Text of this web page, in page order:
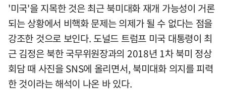
'미국'을 지목한 것은 최근 북미대화 재개 가능성이 거론
되는 상황에서 비핵화 문제는 의제가 될 수 없다는 점을
강조한 것으로 보인다. 도널드 트럼프 미국 대통령이 최
근 김정은 북한 국무위원장과의 2018년 1차 북미 정상
회담 때 사진을 SNS에 올리면서, 북미대화 의지를 피력
한 것이라는 해석이 나온 바 있다.